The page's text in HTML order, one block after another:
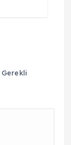
Gerekli